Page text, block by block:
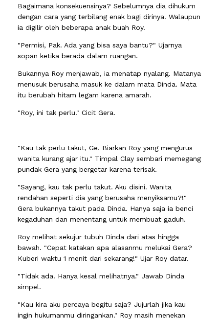
Bagaimana konsekuensinya? Sebelumnya dia dihukum
dengan cara yang terbilang enak bagi dirinya. Walaupun
ia digilir oleh beberapa anak buah Roy.
"Permisi, Pak. Ada yang bisa saya bantu?" Ujarnya
sopan ketika berada dalam ruangan.
Bukannya Roy menjawab, ia menatap nyalang. Matanya
menusuk berusaha masuk ke dalam mata Dinda. Mata
itu berubah hitam legam karena amarah.
"Roy, ini tak perlu." Cicit Gera.
"Kau tak perlu takut, Ge. Biarkan Roy yang mengurus
wanita kurang ajar itu." Timpal Clay sembari memegang
pundak Gera yang bergetar karena terisak.
"Sayang, kau tak perlu takut. Aku disini. Wanita
rendahan seperti dia yang berusaha menyiksamu?!"
Gera bukannya takut pada Dinda. Hanya saja ia benci
kegaduhan dan menentang untuk membuat gaduh.
Roy melihat sekujur tubuh Dinda dari atas hingga
bawah. "Cepat katakan apa alasanmu melukai Gera?
Kuberi waktu 1 menit dari sekarang!" Ujar Roy datar.
"Tidak ada. Hanya kesal melihatnya." Jawab Dinda
simpel.
"Kau kira aku percaya begitu saja? Jujurlah jika kau
ingin hukumanmu diringankan." Roy masih menekan